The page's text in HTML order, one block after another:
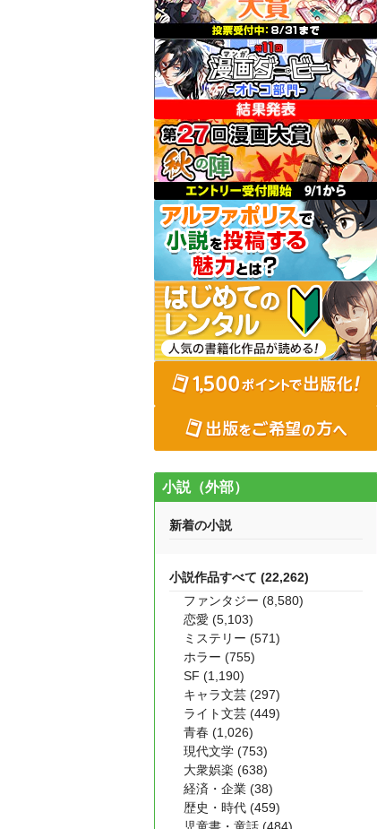
小説（外部）
新着の小説
小説作品すべて (22,262)
ファンタジー (8,580)
恋愛 (5,103)
ミステリー (571)
ホラー (755)
SF (1,190)
キャラ文芸 (297)
ライト文芸 (449)
青春 (1,026)
現代文学 (753)
大衆娯楽 (638)
経済・企業 (38)
歴史・時代 (459)